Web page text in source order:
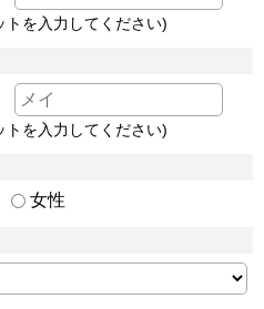
を入力してください)
を入力してください)
女性